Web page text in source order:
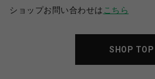
ショップお問い合わせは こちら
SHOP TOP